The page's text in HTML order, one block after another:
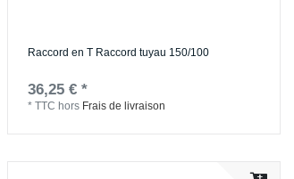
Raccord en T Raccord tuyau 150/100
36,25 € *
*TTC hors Frais de livraison